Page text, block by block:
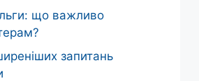
що важливо
запитань